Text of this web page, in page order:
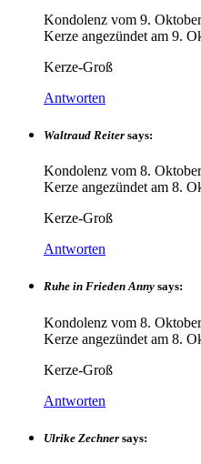
Kondolenz vom 9.
Kerze angezündet am 9.
Kerze-Groß
Antworten
Waltraud Reiter says:
Kondolenz vom 8.
Kerze angezündet am 8.
Kerze-Groß
Antworten
Ruhe in Frieden Anny says:
Kondolenz vom 8.
Kerze angezündet am 8.
Kerze-Groß
Antworten
Ulrike Zechner says: